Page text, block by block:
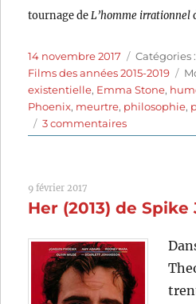
tournage de L’homme irrationnel
Publié
le
14 novembre 2017 Catégories
Catégories
Films des années 2015-2019
existentielle, Emma Stone,
Phoenix, meurtre, philosophie,
3 commentairessur
L’Homme
Woody
9 février 2017
Her (2013) de Spike